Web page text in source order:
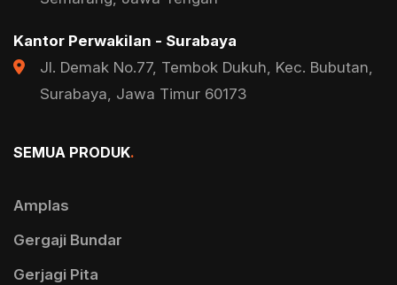
Kantor Perwakilan - Surabaya
Jl. Demak No.77, Tembok Dukuh, Kec. Bubutan,
Surabaya, Jawa Timur 60173
SEMUA PRODUK.
Amplas
Gergaji Bundar
Gerjagi Pita